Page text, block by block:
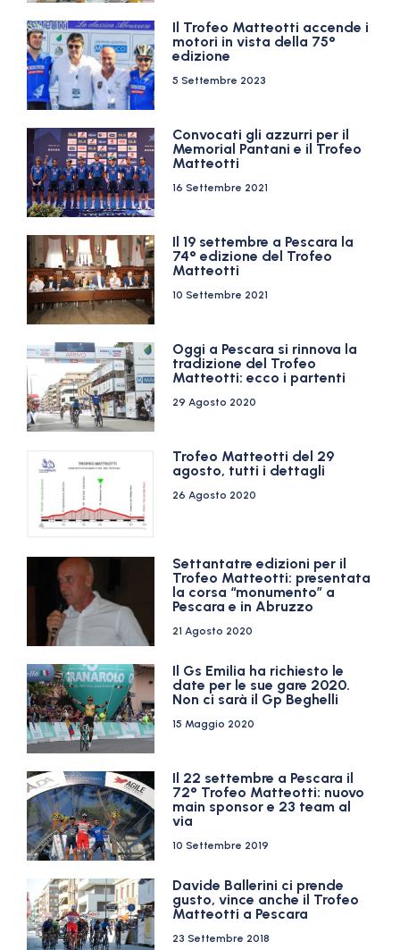
Il Trofeo Matteotti accende i
motori in vista della 75°
edizione
5 Settembre 2023
Convocati gli azzurri per il
Memorial Pantani e il Trofeo
Matteotti
16 Settembre 2021
Il 19 settembre a Pescara la
74° edizione del Trofeo
Matteotti
10 Settembre 2021
Oggi a Pescara si rinnova la
tradizione del Trofeo
Matteotti: ecco i partenti
29 Agosto 2020
Trofeo Matteotti del 29
agosto, tutti i dettagli
26 Agosto 2020
Settantatre edizioni per il
Trofeo Matteotti: presentata
la corsa “monumento” a
Pescara e in Abruzzo
21 Agosto 2020
Il Gs Emilia ha richiesto le
date per le sue gare 2020.
Non ci sarà il Gp Beghelli
15 Maggio 2020
Il 22 settembre a Pescara il
72° Trofeo Matteotti: nuovo
main sponsor e 23 team al
via
10 Settembre 2019
Davide Ballerini ci prende
gusto, vince anche il Trofeo
Matteotti a Pescara
23 Settembre 2018